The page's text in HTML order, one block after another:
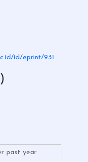
id/eprint/931
past year